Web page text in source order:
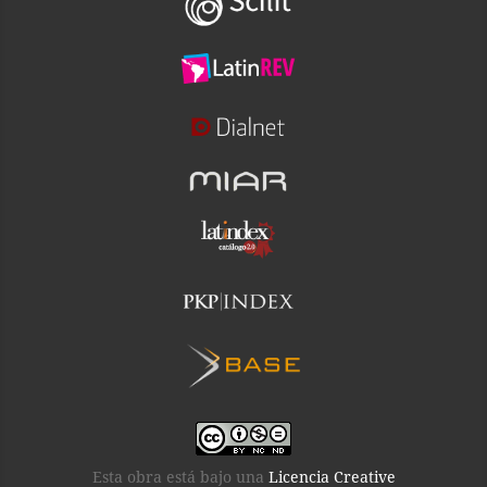
Esta obra está bajo una Licencia Creative